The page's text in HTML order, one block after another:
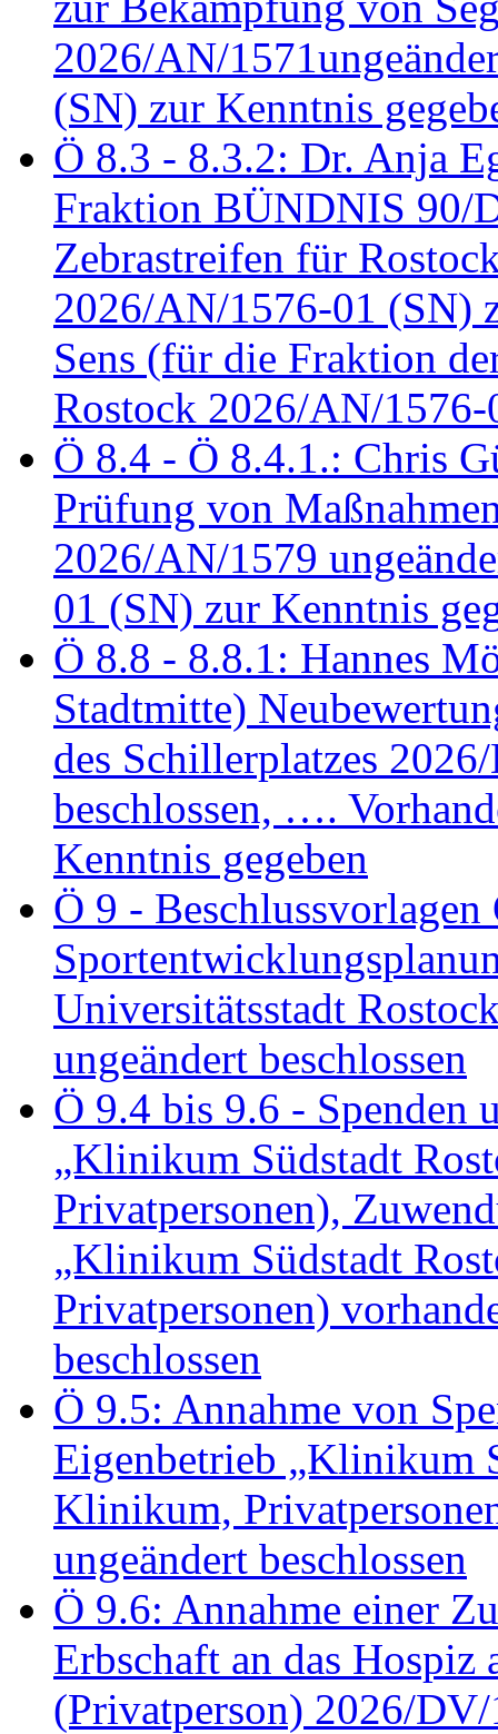
2026/AN/
(SN) zur Kenntnis
Ö 8.3 - 8.3.2: Dr. Anja
Fraktion BÜNDNIS 90/
Zebrastreifen für
2026/AN/1576-01 (SN)
Sens (für die Fraktion
Rostock 2026/AN/1576-
Ö 8.4 - Ö 8.4.1.: Chris
Prüfung von
2026/AN/1579
01 (SN) zur Kenntnis
Ö 8.8 - 8.8.1: Hannes
Stadtmitte)
des Schillerplatzes
beschlossen, ….
Kenntnis gegeben
Ö 9 - Beschlussvorlagen
Universitätsstadt
ungeändert beschlossen
Ö 9.4 bis 9.6 -
„Klinikum Südstadt
Privatpersonen),
„Klinikum Südstadt
Privatpersonen)
beschlossen
Ö 9.5: Annahme von
Eigenbetrieb „Klinikum
Klinikum,
ungeändert beschlossen
Ö 9.6: Annahme einer
Erbschaft an das
(Privatperson) 2026/DV/